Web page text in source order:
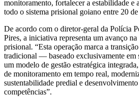
monitoramento, fortalecer a estabilidade e
todo o sistema prisional goiano entre 20
De acordo com o diretor-geral da Polícia
Pires, a iniciativa representa um avanço
prisional. “Esta operação marca a
tradicional — baseado exclusivamente em
um modelo de gestão estratégica
de monitoramento em tempo real,
sustentabilidade predial e
competências”.